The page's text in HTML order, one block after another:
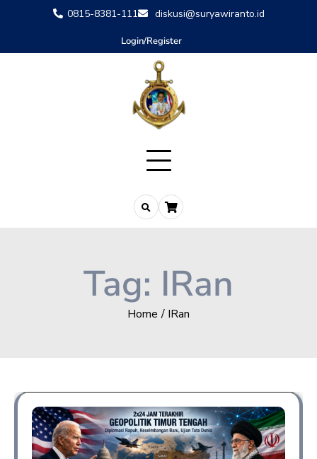
0815-8381-111 diskusi@suryawiranto.id
Login/Register
Tag: IRan
Home IRan